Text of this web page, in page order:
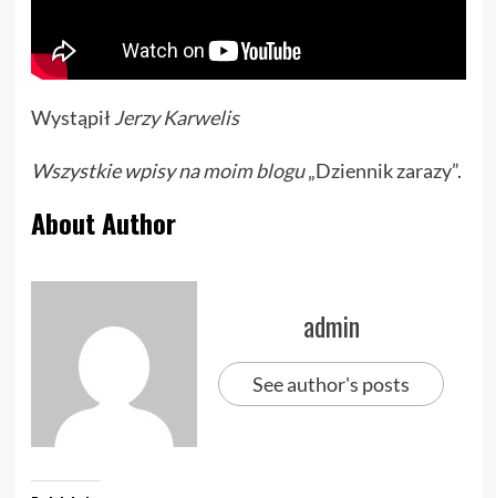
WystąpiłJerzy Karwelis
Wszystkie wpisy namoim blogu„Dziennik zarazy”.
About Author
admin
See author's posts